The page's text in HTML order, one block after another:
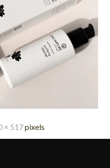
× 517pixels